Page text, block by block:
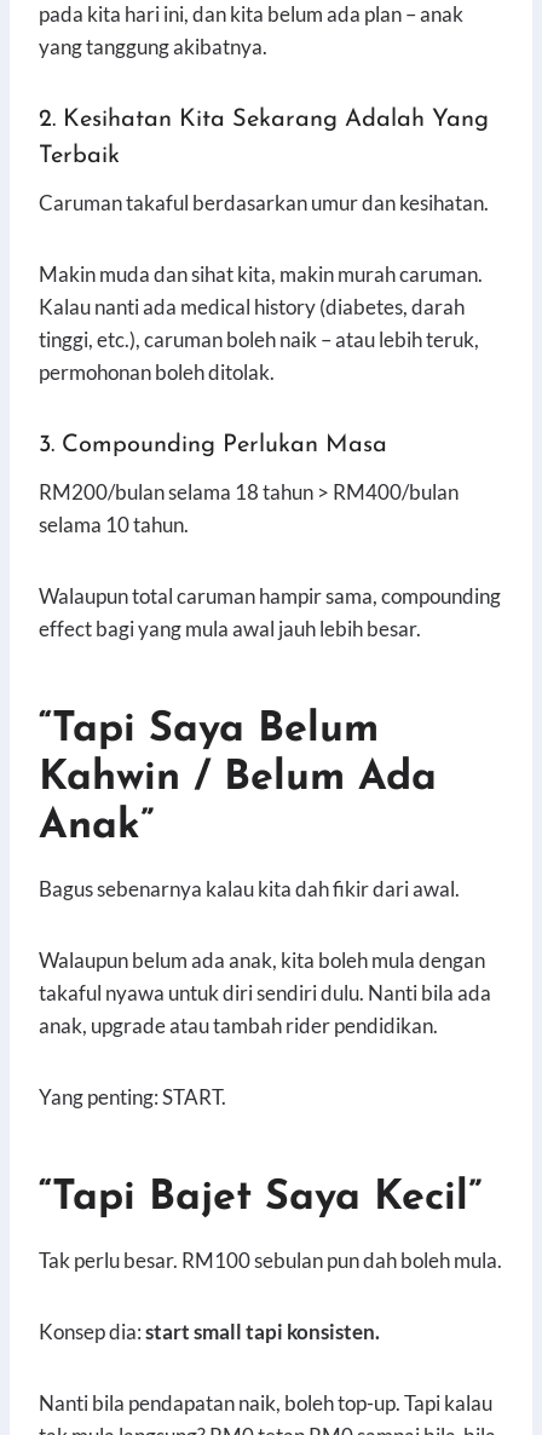
pada kita hari ini, dan kita belum ada plan – anak
yang tanggung akibatnya.
2. Kesihatan Kita Sekarang Adalah Yang
Terbaik
Caruman takaful berdasarkan umur dan kesihatan.
Makin muda dan sihat kita, makin murah caruman.
Kalau nanti ada medical history (diabetes, darah
tinggi, etc.), caruman boleh naik – atau lebih teruk,
permohonan boleh ditolak.
3. Compounding Perlukan Masa
RM200/bulan selama 18 tahun > RM400/bulan
selama 10 tahun.
Walaupun total caruman hampir sama, compounding
effect bagi yang mula awal jauh lebih besar.
“Tapi Saya Belum
Kahwin / Belum Ada
Anak”
Bagus sebenarnya kalau kita dah fikir dari awal.
Walaupun belum ada anak, kita boleh mula dengan
takaful nyawa untuk diri sendiri dulu. Nanti bila ada
anak, upgrade atau tambah rider pendidikan.
Yang penting: START.
“Tapi Bajet Saya Kecil”
Tak perlu besar. RM100 sebulan pun dah boleh mula.
Konsep dia:start small tapi konsisten.
Nanti bila pendapatan naik, boleh top-up. Tapi kalau